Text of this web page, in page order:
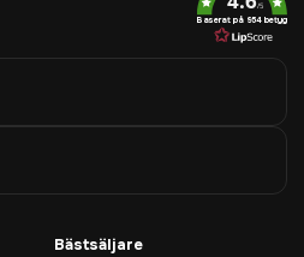
/5
Baserat på 954 betyg
Bästsäljare